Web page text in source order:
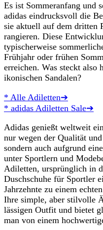
Es ist Sommeranfang und
adidas eindrucksvoll die
sie aktuell auf dem dritten
rangieren. Diese
typischerweise
Frühjahr oder frühen
erreichen. Was steckt also
ikonischen Sandalen?
* Alle Adiletten➔
* adidas Adiletten Sale➔
Adidas genießt weltweit
nur wegen der Qualität
sondern auch aufgrund
unter Sportlern und
Adiletten, ursprünglich in
Duschschuhe für Sportler
Jahrzehnte zu einem
Ihre simple, aber stilvolle
lässigen Outfit und bietet
man von einem